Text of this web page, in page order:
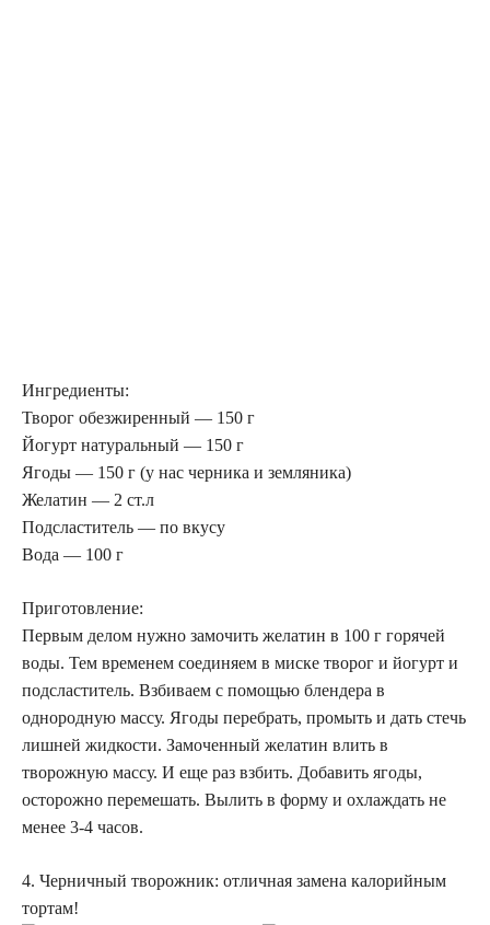
Ингредиенты:
Творог обезжиренный — 150 г
Йогурт натуральный — 150 г
Ягоды — 150 г (у нас черника и земляника)
Желатин — 2 ст.л
Подсластитель — по вкусу
Вода — 100 г
Приготовление:
Первым делом нужно замочить желатин в 100 г горячей
воды. Тем временем соединяем в миске творог и йогурт и
подсластитель. Взбиваем с помощью блендера в
однородную массу. Ягоды перебрать, промыть и дать стечь
лишней жидкости. Замоченный желатин влить в
творожную массу. И еще раз взбить. Добавить ягоды,
осторожно перемешать. Вылить в форму и охлаждать не
менее 3-4 часов.
4. Черничный творожник: отличная замена калорийным
тортам!